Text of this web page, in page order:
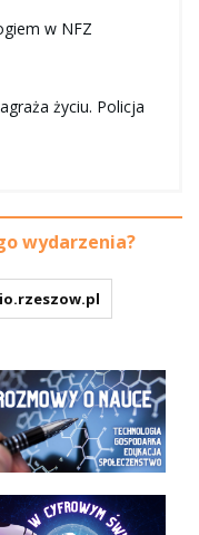
w NFZ
życiu. Policja
wydarzenia?